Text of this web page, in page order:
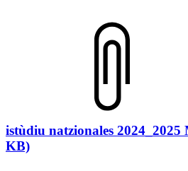
istùdiu natzionales 2024_2025
KB)